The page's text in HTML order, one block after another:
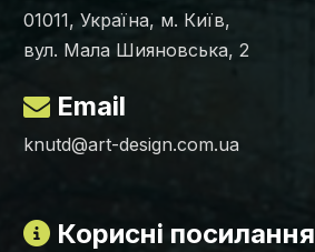
01011, Україна, м. Київ,
вул. Мала Шияновська, 2
Email
knutd@art-design.com.ua
Корисні посилання